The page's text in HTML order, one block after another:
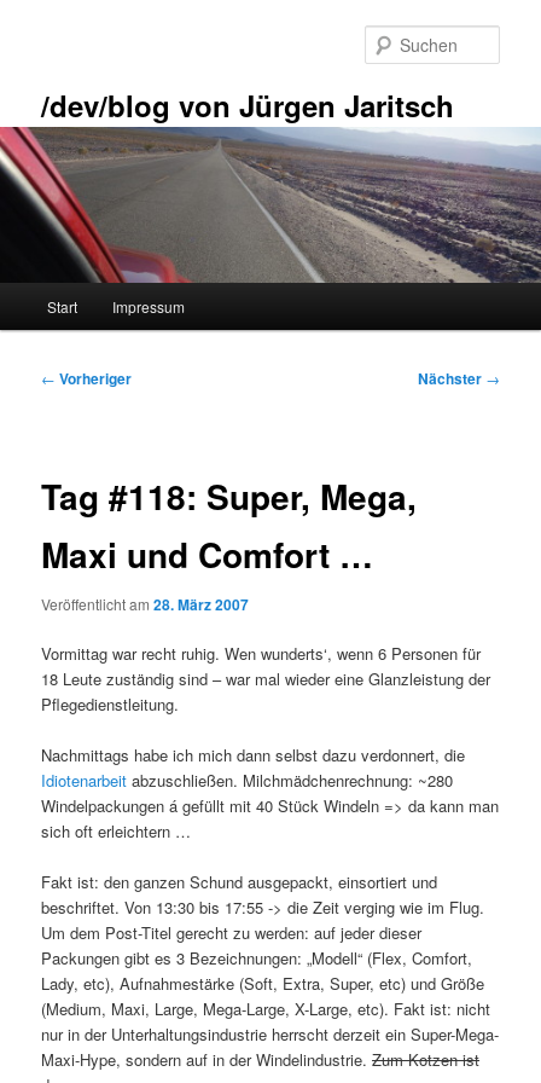
/dev/blog von Jürgen Jaritsch
Start Impressum
Beitragsnavigation
← Vorheriger Nächster →
Tag #118: Super, Mega,
Maxi und Comfort …
Veröffentlicht am28. März 2007
Vormittag war recht ruhig. Wen wunderts‘, wenn 6 Personen für
18 Leute zuständig sind – war mal wieder eine Glanzleistung der
Pflegedienstleitung.
Nachmittags habe ich mich dann selbst dazu verdonnert, die
Idiotenarbeit abzuschließen. Milchmädchenrechnung: ~280
Windelpackungen á gefüllt mit 40 Stück Windeln => da kann man
sich oft erleichtern …
Fakt ist: den ganzen Schund ausgepackt, einsortiert und
beschriftet. Von 13:30 bis 17:55 -> die Zeit verging wie im Flug.
Um dem Post-Titel gerecht zu werden: auf jeder dieser
Packungen gibt es 3 Bezeichnungen: „Modell“ (Flex, Comfort,
Lady, etc), Aufnahmestärke (Soft, Extra, Super, etc) und Größe
(Medium, Maxi, Large, Mega-Large, X-Large, etc). Fakt ist: nicht
nur in der Unterhaltungsindustrie herrscht derzeit ein Super-Mega-
Maxi-Hype, sondern auf in der Windelindustrie.Zum Kotzen ist